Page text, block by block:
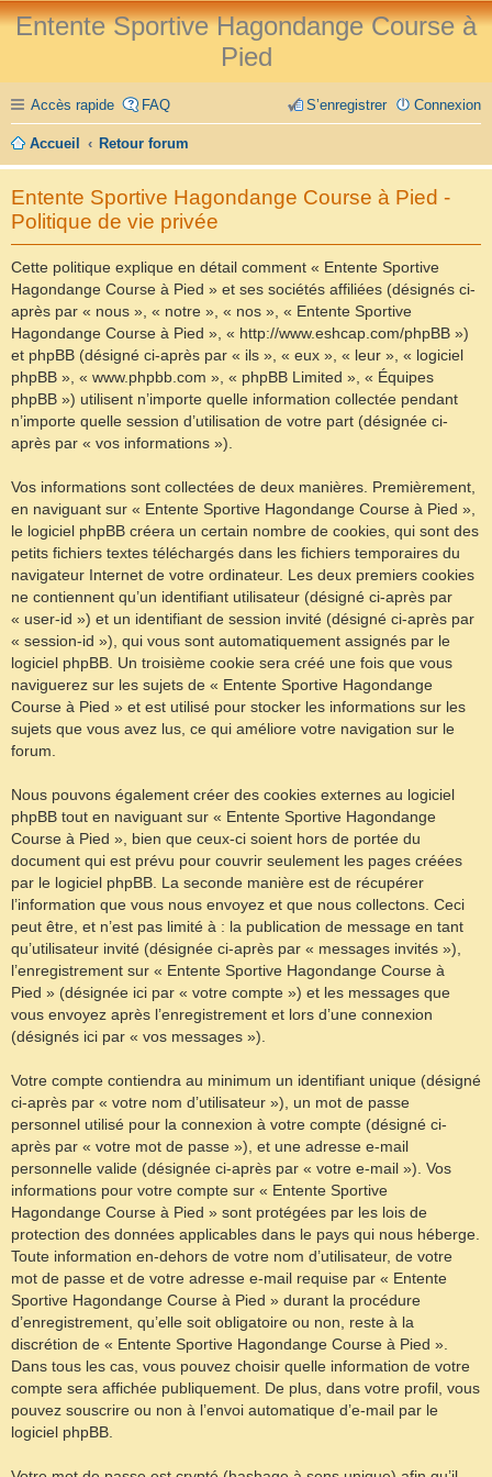
Entente Sportive Hagondange Course à
Pied
Accès rapide FAQ Connexion
S’enregistrer
Accueil Retour forum
Entente Sportive Hagondange Course à Pied -
Politique de vie privée
Cette politique explique en détail comment « Entente Sportive
Hagondange Course à Pied » et ses sociétés affiliées (désignés ci-
après par « nous », « notre », « nos », « Entente Sportive
Hagondange Course à Pied », « http://www.eshcap.com/phpBB »)
et phpBB (désigné ci-après par « ils », « eux », « leur », « logiciel
phpBB », « www.phpbb.com », « phpBB Limited », « Équipes
phpBB ») utilisent n’importe quelle information collectée pendant
n’importe quelle session d’utilisation de votre part (désignée ci-
après par « vos informations »).
Vos informations sont collectées de deux manières. Premièrement,
en naviguant sur « Entente Sportive Hagondange Course à Pied »,
le logiciel phpBB créera un certain nombre de cookies, qui sont des
petits fichiers textes téléchargés dans les fichiers temporaires du
navigateur Internet de votre ordinateur. Les deux premiers cookies
ne contiennent qu’un identifiant utilisateur (désigné ci-après par
« user-id ») et un identifiant de session invité (désigné ci-après par
« session-id »), qui vous sont automatiquement assignés par le
logiciel phpBB. Un troisième cookie sera créé une fois que vous
naviguerez sur les sujets de « Entente Sportive Hagondange
Course à Pied » et est utilisé pour stocker les informations sur les
sujets que vous avez lus, ce qui améliore votre navigation sur le
forum.
Nous pouvons également créer des cookies externes au logiciel
phpBB tout en naviguant sur « Entente Sportive Hagondange
Course à Pied », bien que ceux-ci soient hors de portée du
document qui est prévu pour couvrir seulement les pages créées
par le logiciel phpBB. La seconde manière est de récupérer
l’information que vous nous envoyez et que nous collectons. Ceci
peut être, et n’est pas limité à : la publication de message en tant
qu’utilisateur invité (désignée ci-après par « messages invités »),
l’enregistrement sur « Entente Sportive Hagondange Course à
Pied » (désignée ici par « votre compte ») et les messages que
vous envoyez après l’enregistrement et lors d’une connexion
(désignés ici par « vos messages »).
Votre compte contiendra au minimum un identifiant unique (désigné
ci-après par « votre nom d’utilisateur »), un mot de passe
personnel utilisé pour la connexion à votre compte (désigné ci-
après par « votre mot de passe »), et une adresse e-mail
personnelle valide (désignée ci-après par « votre e-mail »). Vos
informations pour votre compte sur « Entente Sportive
Hagondange Course à Pied » sont protégées par les lois de
protection des données applicables dans le pays qui nous héberge.
Toute information en-dehors de votre nom d’utilisateur, de votre
mot de passe et de votre adresse e-mail requise par « Entente
Sportive Hagondange Course à Pied » durant la procédure
d’enregistrement, qu’elle soit obligatoire ou non, reste à la
discrétion de « Entente Sportive Hagondange Course à Pied ».
Dans tous les cas, vous pouvez choisir quelle information de votre
compte sera affichée publiquement. De plus, dans votre profil, vous
pouvez souscrire ou non à l’envoi automatique d’e-mail par le
logiciel phpBB.